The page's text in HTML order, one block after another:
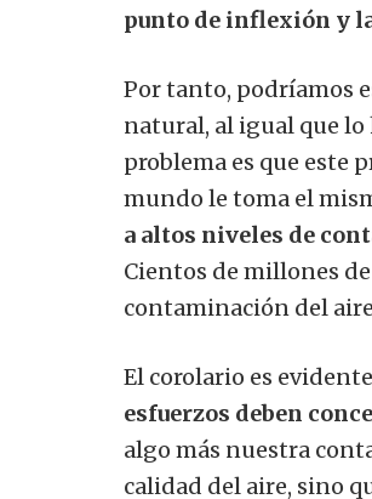
punto de inflexión y
Por tanto, podríamos
natural, al igual que lo
problema es que este
mundo le toma el
a altos niveles de
Cientos de millones
contaminación del
El corolario es
esfuerzos deben
algo más nuestra
calidad del aire, sino